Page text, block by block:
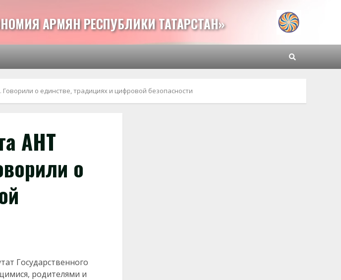
АРМЯН РЕСПУБЛИКИ ТАТАРСТАН»
о единстве, традициях и цифровой безопасности
АНТ
о
Государственного
родителями и